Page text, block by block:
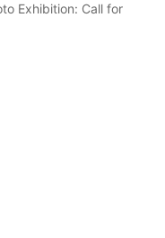
Exhibition: Call for